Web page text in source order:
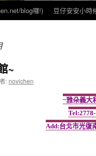
blog囉!) 豆仔安安小時
~
: novichen
~雅朵義大
Add:台北市光復